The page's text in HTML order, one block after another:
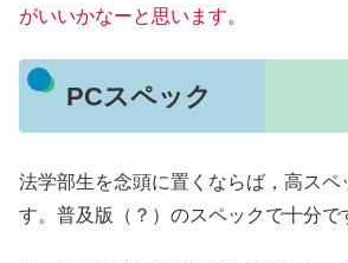
がいいかなーと思います。
PCスペック
法学部生を念頭に置くならば，高スペ
す。普及版（？）のスペックで十分で